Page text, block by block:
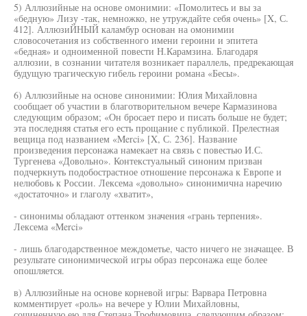
5) Аллюзийные на основе омонимии: «Помолитесь и вы за
«бедную» Лизу -так, немножко, не утруждайте себя очень» [X, С.
412]. АллюзиЙНЫЙ каламбур основан на омонимии
словосочетания из собственного имени героини и эпитета
«бедная» и одноименной повести Н.Карамзина. Благодаря
аллюзии, в сознании читателя возникает параллель, предрекающая
будущую трагическую гибель героини романа «Бесы».
6) Аллюзийные на основе синонимии: Юлия Михайловна
сообщает об участии в благотворительном вечере Кармазинова
следующим образом; «Он бросает перо и писать больше не будет;
эта последняя статья его есть прощание с публикой. Прелестная
вещица под названием «Merci» [X, С. 236]. Название
произведения персонажа намекает на связь с повестью И.С.
Тургенева «Довольно». Контекстуальный синоним призван
подчеркнуть подобострастное отношение персонажа к Европе и
нелюбовь к России. Лексема «довольно» синонимична наречию
«достаточно» и глаголу «хватит»,
- синонимы обладают оттенком значения «грань терпения».
Лексема «Merci»
- лишь благодарственное междометье, часто ничего не значащее. В
результате синонимической игры образ персонажа еще более
опошляется.
в) Аллюзийные на основе корневой игры: Варвара Петровна
комментирует «роль» на вечере у Юлии Михайловны,